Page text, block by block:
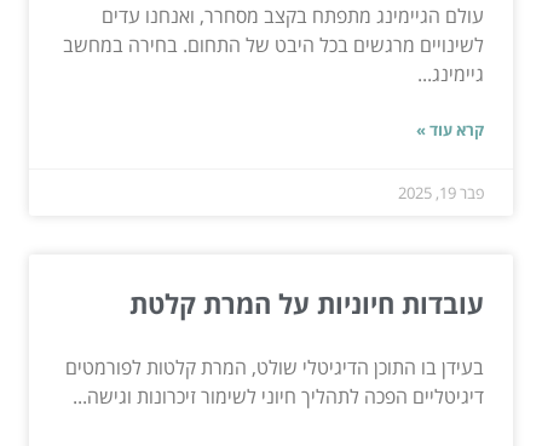
עולם הגיימינג מתפתח בקצב מסחרר, ואנחנו עדים
לשינויים מרגשים בכל היבט של התחום. בחירה במחשב
גיימינג...
קרא עוד »
פבר 19, 2025
עובדות חיוניות על המרת קלטת
בעידן בו התוכן הדיגיטלי שולט, המרת קלטות לפורמטים
דיגיטליים הפכה לתהליך חיוני לשימור זיכרונות וגישה...